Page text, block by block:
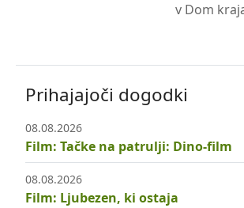
v Dom
Prihajajoči dogodki
08.08.2026
Film: Tačke na patrulji: Dino-film
08.08.2026
Film: Ljubezen, ki ostaja